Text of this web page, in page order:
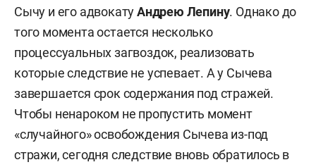
Сычу и его адвокатуАндрею Лепину. Однако до
того момента остается несколько
процессуальных загвоздок, реализовать
которые следствие не успевает. А у Сычева
завершается срок содержания под стражей.
Чтобы ненароком не пропустить момент
«случайного» освобождения Сычева из-под
стражи, сегодня следствие вновь обратилось в